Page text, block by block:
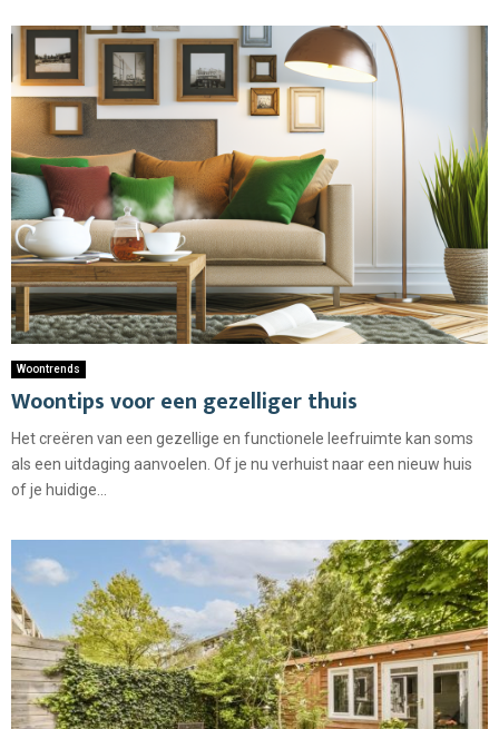
Woontrends
Woontips voor een gezelliger thuis
Het creëren van een gezellige en functionele leefruimte kan soms
als een uitdaging aanvoelen. Of je nu verhuist naar een nieuw huis
of je huidige...